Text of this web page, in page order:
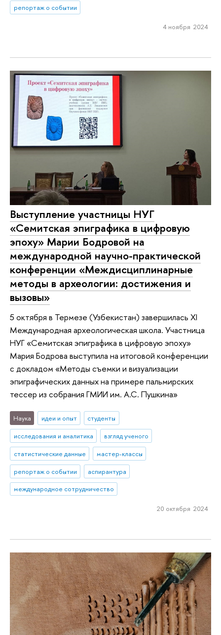
репортаж о событии
4 ноября 2024
Выступление участницы НУГ
«Семитская эпиграфика в цифровую
эпоху» Марии Бодровой на
международной научно-практической
конференции «Междисциплинарные
методы в археологии: достижения и
вызовы»
5 октября в Термезе (Узбекистан) завершилась XI
Международная археологическая школа. Участница
НУГ «Семитская эпиграфика в цифровую эпоху»
Мария Бодрова выступила на итоговой конференции
с докладом «Методы съемки и визуализации
эпиграфических данных на примере пальмирских
тессер из собрания ГМИИ им. А.С. Пушкина»
Наука идеи и опыт
студенты
исследования и аналитика
взгляд ученого
статистические данные
мастер-классы
репортаж о событии
аспирантура
международное сотрудничество
20 октября 2024